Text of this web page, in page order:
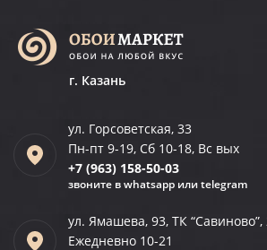
г. Казань
ул. Горсоветская, 33
Пн-пт 9-19, Сб 10-18, Вс вых
+7 (963) 158-50-03
звоните в whatsapp или telegram
ул. Ямашева, 93, ТК “Савиново”,
Ежедневно 10-21